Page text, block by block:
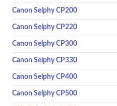
Canon Selphy CP200
Canon Selphy CP220
Canon Selphy CP300
Canon Selphy CP330
Canon Selphy CP400
Canon Selphy CP500